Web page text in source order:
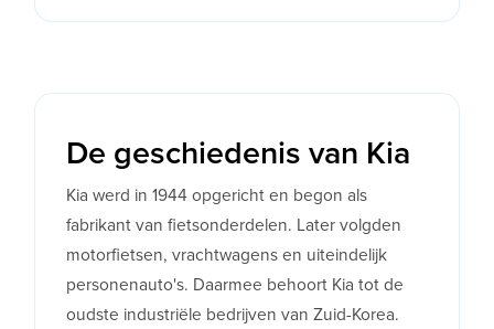
De geschiedenis van Kia
Kia werd in 1944 opgericht en begon als
fabrikant van fietsonderdelen. Later volgden
motorfietsen, vrachtwagens en uiteindelijk
personenauto's. Daarmee behoort Kia tot de
oudste industriële bedrijven van Zuid-Korea.